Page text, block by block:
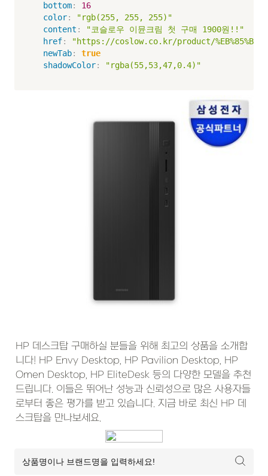
bottom:
16
color:
"rgb(255, 255, 255)"
content :
"코슬로우 이뮨크림 첫 구매 1900원!!"
href:
"https://coslow.co.kr/product/
newTab:
true
shadowColor: "rgba(55,53,47,0.4)"
HP 데스크탑 구매하실 분들을 위해 최고의 상품을 소개합
니다! HP Envy Desktop, HP Pavilion Desktop, HP
Omen Desktop, HP EliteDesk 등의 다양한 모델을 추천
드립니다. 이들은 뛰어난 성능과 신뢰성으로 많은 사용자들
로부터 좋은 평가를 받고 있습니다. 지금 바로 최신 HP 데
스크탑을 만나보세요.